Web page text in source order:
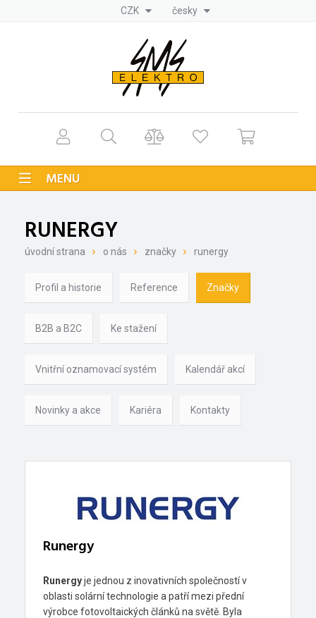
CZK česky
MENU
RUNERGY
úvodní strana o nás značky runergy
Profil a historie Reference Značky
B2B a B2C Ke stažení
Vnitřní oznamovací systém Kalendář akcí
Novinky a akce Kariéra Kontakty
Runergy
Runergyje jednou z inovativních společností v
oblasti solární technologie a patří mezi přední
výrobce fotovoltaických článků na světě. Byla